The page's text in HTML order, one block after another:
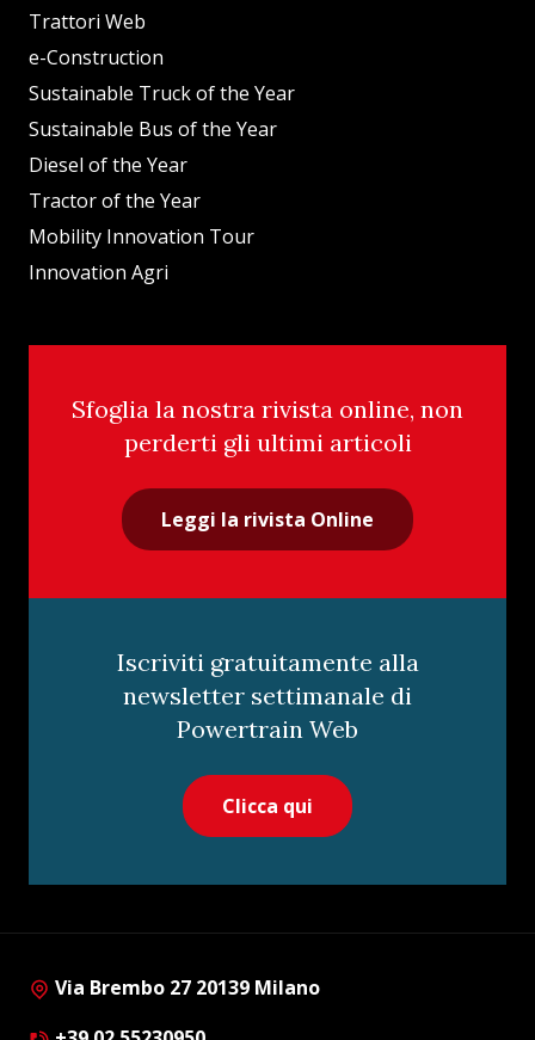
Trattori Web
e-Construction
Sustainable Truck of the Year
Sustainable Bus of the Year
Diesel of the Year
Tractor of the Year
Mobility Innovation Tour
Innovation Agri
Sfoglia la nostra rivista online, non
perderti gli ultimi articoli
Leggi la rivista Online
Iscriviti gratuitamente alla
newsletter settimanale di
Powertrain Web
Clicca qui
Via Brembo 27 20139 Milano